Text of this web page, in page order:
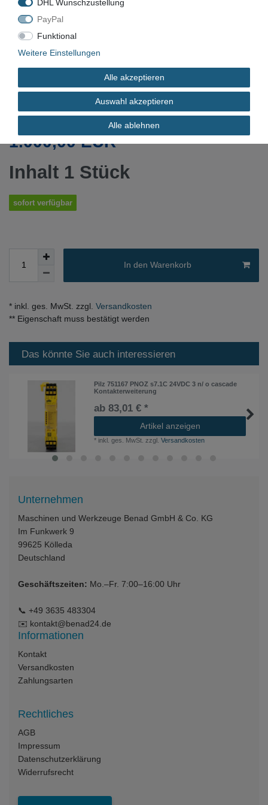
Gebraucht
1.000,00 EUR*
Inhalt 1 Stück
sofort verfügbar
In den Warenkorb
* inkl. ges. MwSt. zzgl. Versandkosten
** Eigenschaft muss bestätigt werden
Das könnte Sie auch interessieren
Pilz 751167 PNOZ s7.1C 24VDC 3 n/ o cascade
Kontakterweiterung
ab 83,01 € *
Artikel anzeigen
* inkl. ges. MwSt. zzgl.Versandkosten
Unternehmen
Maschinen und Werkzeuge Benad GmbH & Co. KG
Im Funkwerk 9
99625 Kölleda
Deutschland
Geschäftszeiten: Mo.–Fr. 7:00–16:00 Uhr
📞 +49 3635 483304
✉️ kontakt@benad24.de
Informationen
Kontakt
Versandkosten
Zahlungsarten
Rechtliches
AGB
Impressum
Datenschutzerklärung
Widerrufsrecht
DHL Wunschzustellung
PayPal
Funktional
Weitere Einstellungen
Alle akzeptieren
Auswahl akzeptieren
Alle ablehnen